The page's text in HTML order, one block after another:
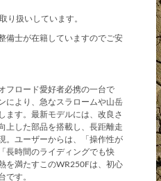
り扱いしています。
備士が在籍していますのでご安
フロード愛好者必携の一台で
により、急なスラロームや山岳
ます。最新モデルには、改良さ
上した部品を搭載し、長距離走
。ユーザーからは、「操作性が
長時間のライディングでも快
を満たすこのWR250Fは、初心
す。